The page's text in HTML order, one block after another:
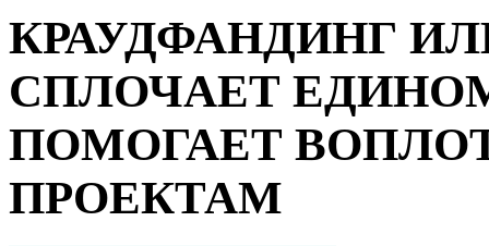
КРАУДФАНДИНГ
СПЛОЧАЕТ
ПОМОГАЕТ
ПРОЕКТАМ